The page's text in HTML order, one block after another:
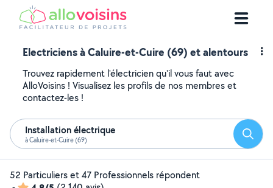
Electriciens à Caluire-et-Cuire (69) et alentours
Trouvez rapidement l'électricien qu'il vous faut avec
AlloVoisins ! Visualisez les profils de nos membres et
contactez-les !
Installation électrique
à Caluire-et-Cuire (69)
52 Particuliers et 47 Professionnels répondent